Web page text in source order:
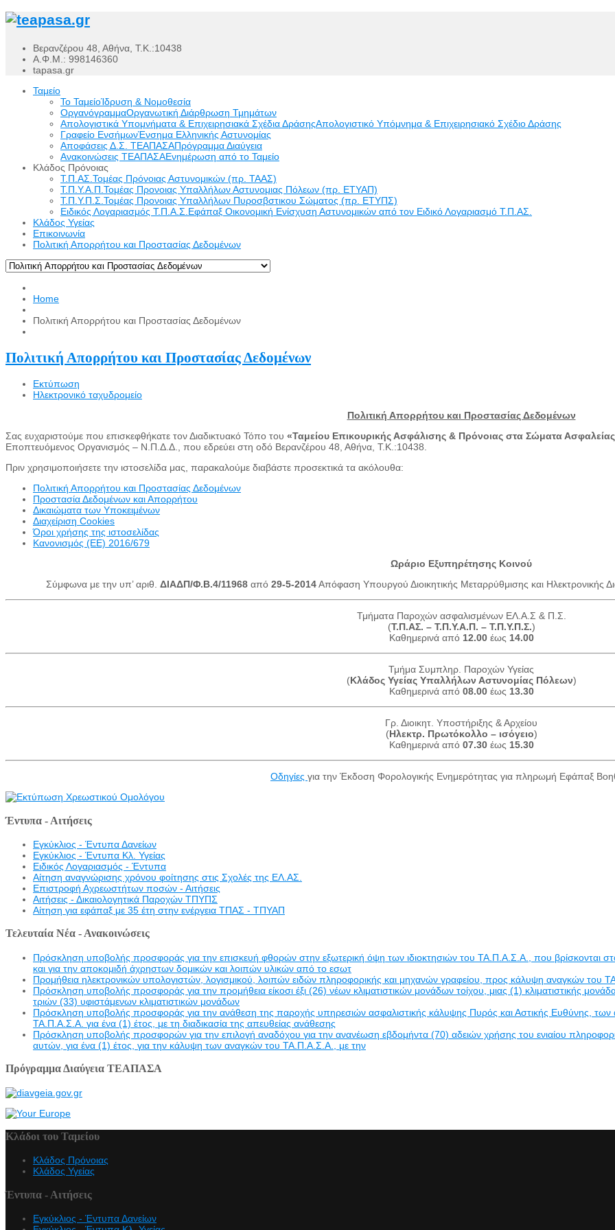
Βερανζέρου 48, Αθήνα, Τ.Κ.:10438
Α.Φ.Μ.: 998146360
tapasa.gr
Ταμείο
Το ΤαμείοΊδρυση & Νομοθεσία
ΟργανόγραμμαΟργανωτική Διάρθρωση Τμημάτων
Απολογιστικά Υπομνήματα & Επιχειρησιακά Σχέδια ΔράσηςΑπολογιστικό Υπόμνημα & Επιχειρησιακό Σχέδιο Δράσης
Γραφείο ΕνσήμωνΈνσημα Ελληνικής Αστυνομίας
Αποφάσεις Δ.Σ. ΤΕΑΠΑΣΑΠρόγραμμα Διαύγεια
Ανακοινώσεις ΤΕΑΠΑΣΑΕνημέρωση από το Ταμείο
Κλάδος Πρόνοιας
Τ.Π.ΑΣ.Τομέας Πρόνοιας Αστυνομικών (πρ. ΤΑΑΣ)
Τ.Π.Υ.Α.Π.Τομέας Προνοιας Υπαλλήλων Αστυνομιας Πόλεων (πρ. ΕΤΥΑΠ)
Τ.Π.Υ.Π.Σ.Τομέας Προνοιας Υπαλλήλων Πυροσβστικου Σώματος (πρ. ΕΤΥΠΣ)
Ειδικός Λογαριασμός Τ.Π.Α.Σ.Εφάπαξ Οικονομική Ενίσχυση Αστυνομικών από τον Ειδικό Λογαριασμό Τ.Π.ΑΣ.
Κλάδος Υγείας
Επικοινωνία
Πολιτική Απορρήτου και Προστασίας Δεδομένων
Home
Πολιτική Απορρήτου και Προστασίας Δεδομένων
Πολιτική Απορρήτου και Προστασίας Δεδομένων
Εκτύπωση
Ηλεκτρονικό ταχυδρομείο
Πολιτική Απορρήτου και Προστασίας Δεδομένων
Σας ευχαριστούμε που επισκεφθήκατε τον Διαδικτυακό Τόπο του «Ταμείου Επικουρικής Ασφάλισης & Πρόνοιας στα Σώματα
Εποπτευόμενος Οργανισμός – Ν.Π.Δ.Δ., που εδρεύει στη οδό Βερανζέρου 48, Αθήνα, Τ.Κ.:10438.
Πριν χρησιμοποιήσετε την ιστοσελίδα μας, παρακαλούμε διαβάστε προσεκτικά τα ακόλουθα:
Πολιτική Απορρήτου και Προστασίας Δεδομένων
Προστασία Δεδομένων και Απορρήτου
Δικαιώματα των Υποκειμένων
Διαχείριση Cookies
Όροι χρήσης της ιστοσελίδας
Κανονισμός (ΕΕ) 2016/679
Ωράριο Εξυπηρέτησης Κοινού
Σύμφωνα με την υπ’ αριθ. ΔΙΑΔΠ/Φ.Β.4/11968 από 29-5-2014Απόφαση Υπουργού Διοικητικής Μεταρρύθμισης και Ηλεκτρονικής
Τμήματα Παροχών ασφαλισμένων ΕΛ.Α.Σ & Π.Σ.
(Τ.Π.ΑΣ. – Τ.Π.Υ.Α.Π. – Τ.Π.Υ.Π.Σ.)
Καθημερινά από 12.00 έως 14.00
Τμήμα Συμπληρ. Παροχών Υγείας
(Κλάδος Υγείας Υπαλλήλων Αστυνομίας Πόλεων)
Καθημερινά από 08.00έως 13.30
Γρ. Διοικητ. Υποστήριξης & Αρχείου
(Ηλεκτρ. Πρωτόκολλο – ισόγειο)
Καθημερινά από 07.30έως 15.30
Οδηγίες για την Έκδοση Φορολογικής Ενημερότητας για πληρωμή Εφάπαξ
Έντυπα - Αιτήσεις
Εγκύκλιος - Έντυπα Δανείων
Εγκύκλιος - Έντυπα Κλ. Υγείας
Eιδικός Λογαριασμός - Έντυπα
Αίτηση αναγνώρισης χρόνου φοίτησης στις Σχολές της ΕΛ.ΑΣ.
Επιστροφή Αχρεωστήτων ποσών - Αιτήσεις
Αιτήσεις - Δικαιολογητικά Παροχών ΤΠΥΠΣ
Αίτηση για εφάπαξ με 35 έτη στην ενέργεια ΤΠΑΣ - ΤΠΥΑΠ
Τελευταία Νέα - Ανακοινώσεις
Πρόσκληση υποβολής προσφοράς για την επισκευή φθορών στην εξωτερική όψη των ιδιοκτησιών του ΤΑ.Π.Α.Σ.Α., που βρίσκονται
και για την αποκομιδή άχρηστων δομικών και λοιπών υλικών από το εσωτ
Προμήθεια ηλεκτρονικών υπολογιστών, λογισμικού, λοιπών ειδών πληροφορικής και μηχανών γραφείου, προς κάλυψη αναγκών του
Πρόσκληση υποβολής προσφοράς για την προμήθεια είκοσι έξι (26) νέων κλιματιστικών μονάδων τοίχου, μιας (1) κλιματιστικής
τριών (33) υφιστάμενων κλιματιστικών μονάδων
Πρόσκληση υποβολής προσφοράς για την ανάθεση της παροχής υπηρεσιών ασφαλιστικής κάλυψης Πυρός και Αστικής Ευθύνης,
ΤΑ.Π.Α.Σ.Α. για ένα (1) έτος, με τη διαδικασία της απευθείας ανάθεσης
Πρόσκληση υποβολής προσφορών για την επιλογή αναδόχου για την ανανέωση εβδομήντα (70) αδειών χρήσης του ενιαίου
αυτών, για ένα (1) έτος, για την κάλυψη των αναγκών του ΤΑ.Π.Α.Σ.Α., με την
Πρόγραμμα Διαύγεια ΤΕΑΠΑΣΑ
Κλάδοι του Ταμείου
Κλάδος Πρόνοιας
Κλάδος Υγείας
Έντυπα - Αιτήσεις
Εγκύκλιος - Έντυπα Δανείων